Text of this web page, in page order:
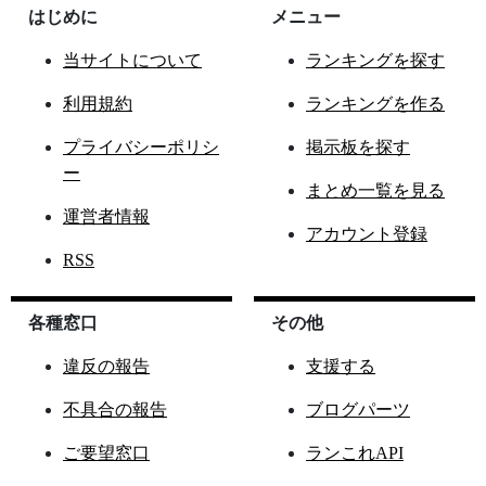
はじめに
当サイトについて
利用規約
プライバシーポリシ
ー
運営者情報
RSS
メニュー
ランキングを探す
ランキングを作る
掲示板を探す
まとめ一覧を見る
アカウント登録
各種窓口
違反の報告
不具合の報告
ご要望窓口
その他
支援する
ブログパーツ
ランこれAPI